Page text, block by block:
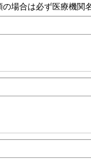
場合は必ず医療機関